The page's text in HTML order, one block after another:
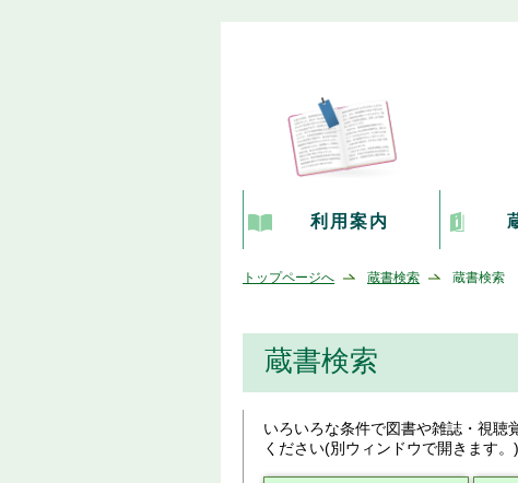
利用案内
トップページへ 蔵書検索 蔵書検索
蔵書検索
いろいろな条件で図書や雑誌・視聴
ください(別ウィンドウで開きます。)